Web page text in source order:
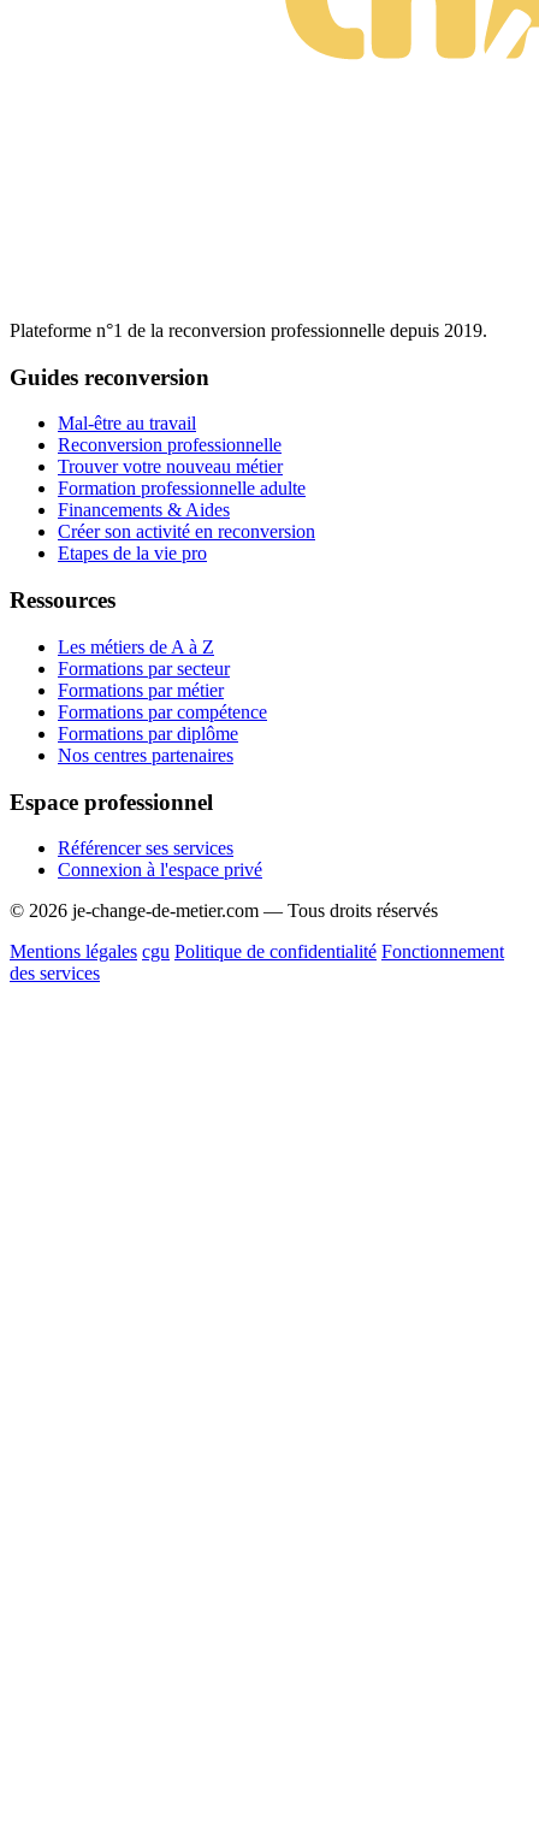
Plateforme n°1 de la reconversion professionnelle depuis 2019.
Guides reconversion
Mal-être au travail
Reconversion professionnelle
Trouver votre nouveau métier
Formation professionnelle adulte
Financements & Aides
Créer son activité en reconversion
Etapes de la vie pro
Ressources
Les métiers de A à Z
Formations par secteur
Formations par métier
Formations par compétence
Formations par diplôme
Nos centres partenaires
Espace professionnel
Référencer ses services
Connexion à l'espace privé
© 2026 je-change-de-metier.com — Tous droits réservés
Mentions légales cgu Politique de confidentialité Fonctionnement
des services